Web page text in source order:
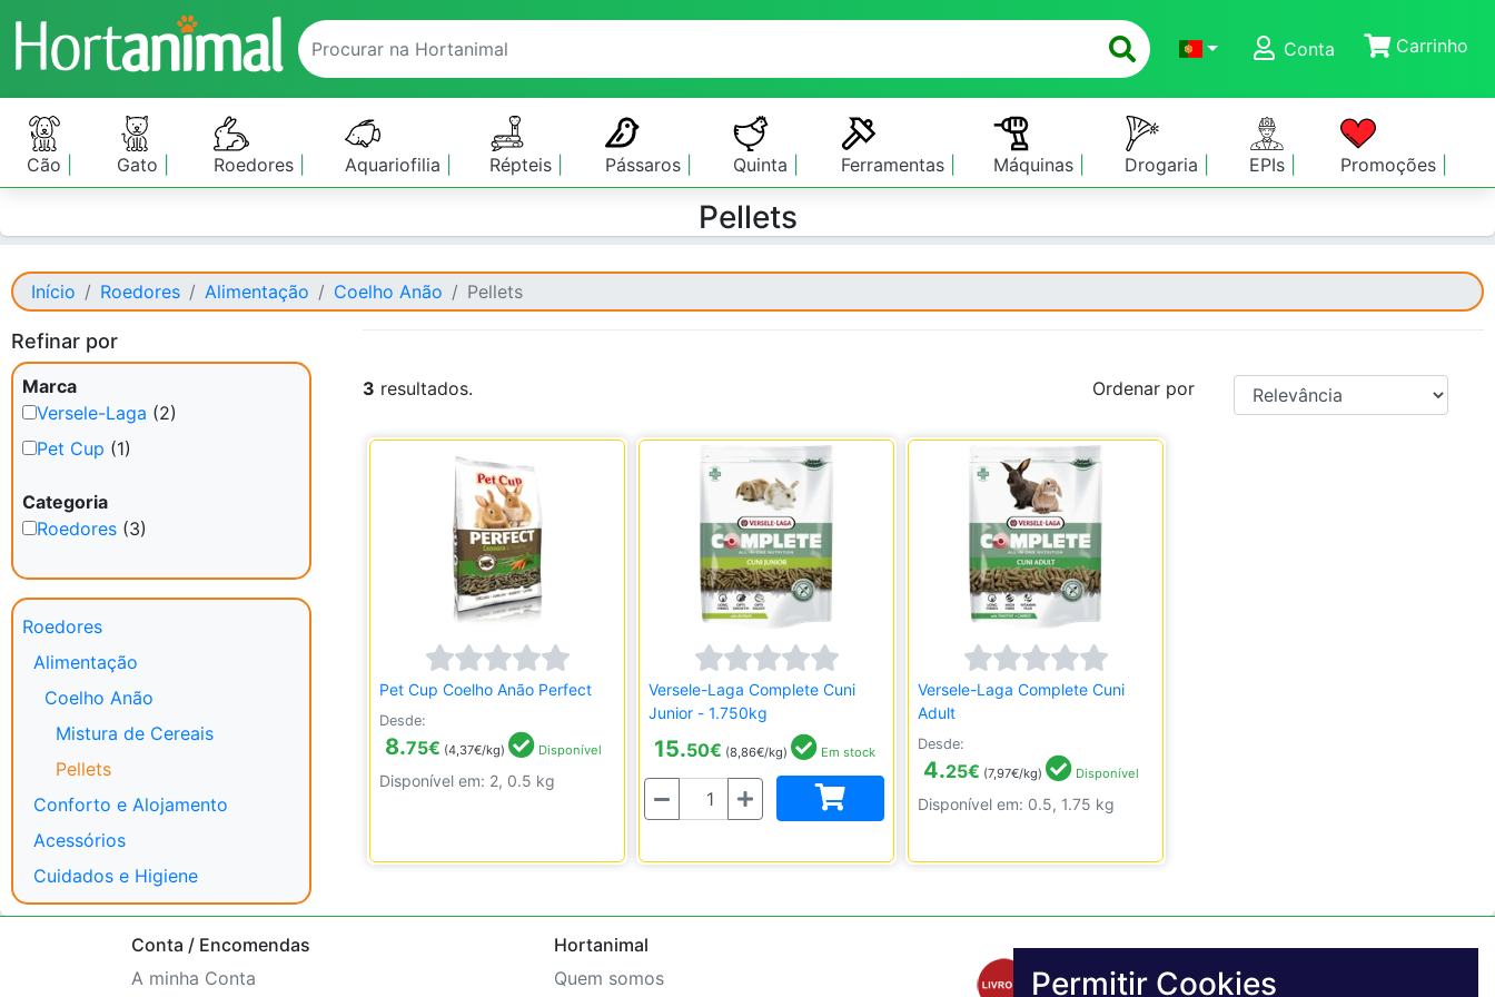
Conta
Carrinho
Cão Gato Roedores Aquariofilia Répteis Pássaros Quinta Ferramentas Máquinas Drogaria EPIs Promoções
Pellets
Início Roedores Alimentação Coelho Anão Pellets
Refinar por
Marca
Versele-Laga (2)
Pet Cup (1)
Categoria
Roedores (3)
Roedores
Alimentação
Coelho Anão
Mistura de Cereais
Pellets
Conforto e Alojamento
Acessórios
Cuidados e Higiene
3 resultados. Ordenar por
Pet Cup Coelho Anão Perfect
Desde:
8.75€ (4,37€/kg) Disponível
Disponível em: 2, 0.5 kg
Versele-Laga Complete Cuni
Junior - 1.750kg
15.50€ (8,86€/kg) Em stock
Quantidade
Versele-Laga Complete Cuni
Adult
Desde:
4.25€ (7,97€/kg) Disponível
Disponível em: 0.5, 1.75 kg
Conta / Encomendas
A minha Conta
Hortanimal
Quem somos
Permitir Cookies